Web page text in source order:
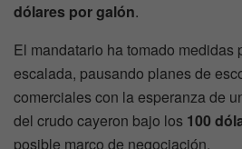
dólares por galón.
El mandatario ha tomado medidas
escalada, pausando planes de
comerciales con la esperanza de
del crudo cayeron bajo los 100
posible marco de negociación.